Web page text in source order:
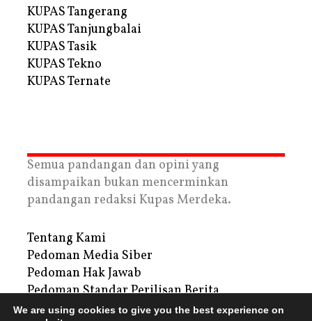
KUPAS Tangerang
KUPAS Tanjungbalai
KUPAS Tasik
KUPAS Tekno
KUPAS Ternate
Semua pandangan dan opini yang
disampaikan bukan mencerminkan
pandangan redaksi Kupas Merdeka.
Tentang Kami
Pedoman Media Siber
Pedoman Hak Jawab
Pedoman Standar Perilisan Berita
Privacy Policy
We are using cookies to give you the best experience on